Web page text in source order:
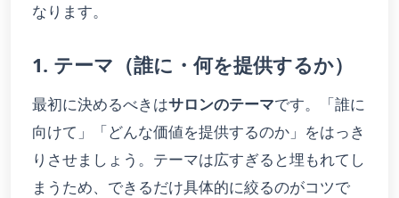
なります。
1. テーマ（誰に・何を提供するか）
最初に決めるべきはサロンのテーマです。「誰に
向けて」「どんな価値を提供するのか」をはっき
りさせましょう。テーマは広すぎると埋もれてし
まうため、できるだけ具体的に絞るのがコツで